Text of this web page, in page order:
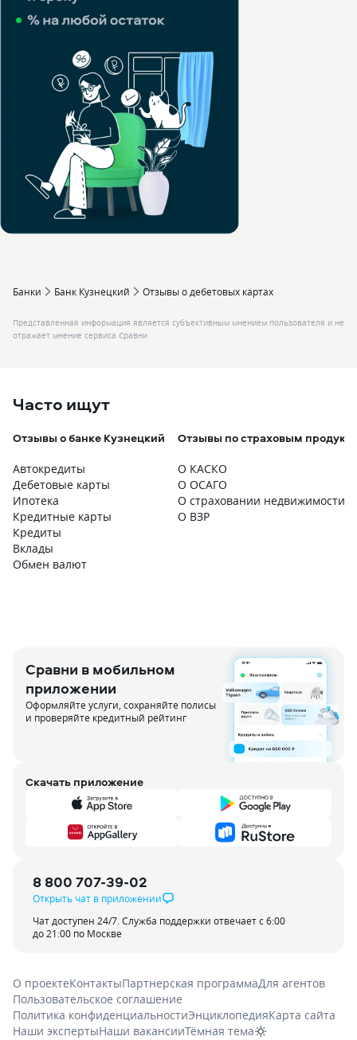
Банки Банк Кузнецкий Отзывы о дебетовых картах
Представленная информация является субъективным мнением пользователя и не
отражает мнение сервиса Сравни
Часто ищут
Отзывы о банке Кузнецкий
Автокредиты
Дебетовые карты
Ипотека
Кредитные карты
Кредиты
Вклады
Обмен валют
Отзывы по страховым
О КАСКО
О ОСАГО
О страховании недвижимости
О ВЗР
Сравни в мобильном
приложении
Оформляйте услуги, сохраняйте полисы
и проверяйте кредитный рейтинг
Скачать приложение
8 800 707-39-02
Открыть чат в приложении
Чат доступен 24/7. Служба поддержки отвечает с 6:00
до 21:00 по Москве
О проектеКонтактыПартнерская программаДля агентов
Пользовательское соглашение
Политика конфиденциальностиЭнциклопедияКарта сайта
Наши экспертыНаши вакансииТёмная тема